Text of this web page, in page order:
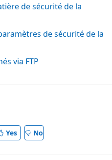
de sécurité de la
de sécurité de la
via FTP
Yes No